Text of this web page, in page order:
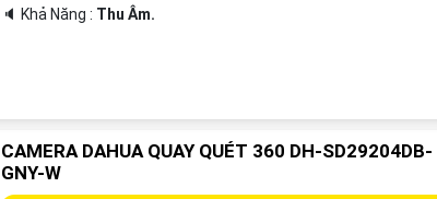
️🔈 Khả Năng : Thu Âm.
CAMERA DAHUA QUAY QUÉT 360 DH-SD29204DB-
GNY-W